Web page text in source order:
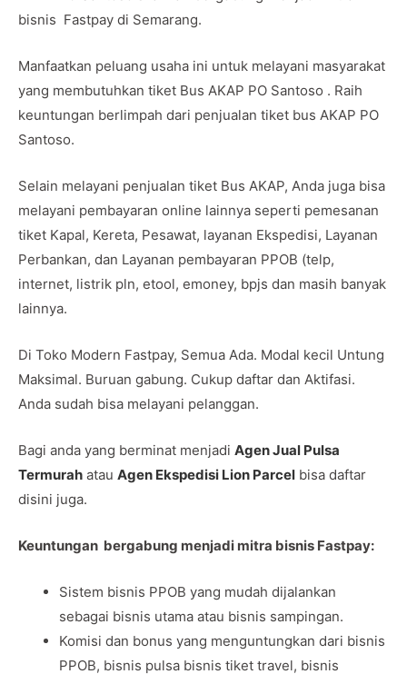
bisnis Fastpay di Semarang.
Manfaatkan peluang usaha ini untuk melayani masyarakat
yang membutuhkan tiket Bus AKAP PO Santoso . Raih
keuntungan berlimpah dari penjualan tiket bus AKAP PO
Santoso.
Selain melayani penjualan tiket Bus AKAP, Anda juga bisa
melayani pembayaran online lainnya seperti pemesanan
tiket Kapal, Kereta, Pesawat, layanan Ekspedisi, Layanan
Perbankan, dan Layanan pembayaran PPOB (telp,
internet, listrik pln, etool, emoney, bpjs dan masih banyak
lainnya.
Di Toko Modern Fastpay, Semua Ada. Modal kecil Untung
Maksimal. Buruan gabung. Cukup daftar dan Aktifasi.
Anda sudah bisa melayani pelanggan.
Bagi anda yang berminat menjadi Agen Jual Pulsa
Termurah atau Agen Ekspedisi Lion Parcel bisa daftar
disini juga.
Keuntungan bergabung menjadi mitra bisnis Fastpay:
Sistem bisnis PPOB yang mudah dijalankan
sebagai bisnis utama atau bisnis sampingan.
Komisi dan bonus yang menguntungkan dari bisnis
PPOB, bisnis pulsa bisnis tiket travel, bisnis